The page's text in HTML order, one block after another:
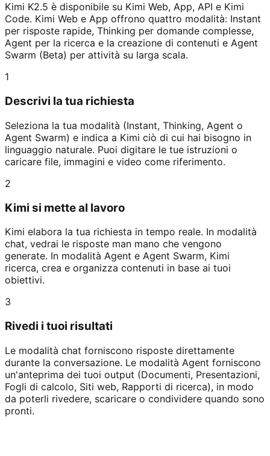
Kimi K2.5 è disponibile su Kimi Web, App, API e Kimi
Code. Kimi Web e App offrono quattro modalità: Instant
per risposte rapide, Thinking per domande complesse,
Agent per la ricerca e la creazione di contenuti e Agent
Swarm (Beta) per attività su larga scala.
1
Descrivi la tua richiesta
Seleziona la tua modalità (Instant, Thinking, Agent o
Agent Swarm) e indica a Kimi ciò di cui hai bisogno in
linguaggio naturale. Puoi digitare le tue istruzioni o
caricare file, immagini e video come riferimento.
2
Kimi si mette al lavoro
Kimi elabora la tua richiesta in tempo reale. In modalità
chat, vedrai le risposte man mano che vengono
generate. In modalità Agent e Agent Swarm, Kimi
ricerca, crea e organizza contenuti in base ai tuoi
obiettivi.
3
Rivedi i tuoi risultati
Le modalità chat forniscono risposte direttamente
durante la conversazione. Le modalità Agent forniscono
un'anteprima dei tuoi output (Documenti, Presentazioni,
Fogli di calcolo, Siti web, Rapporti di ricerca), in modo
da poterli rivedere, scaricare o condividere quando sono
pronti.